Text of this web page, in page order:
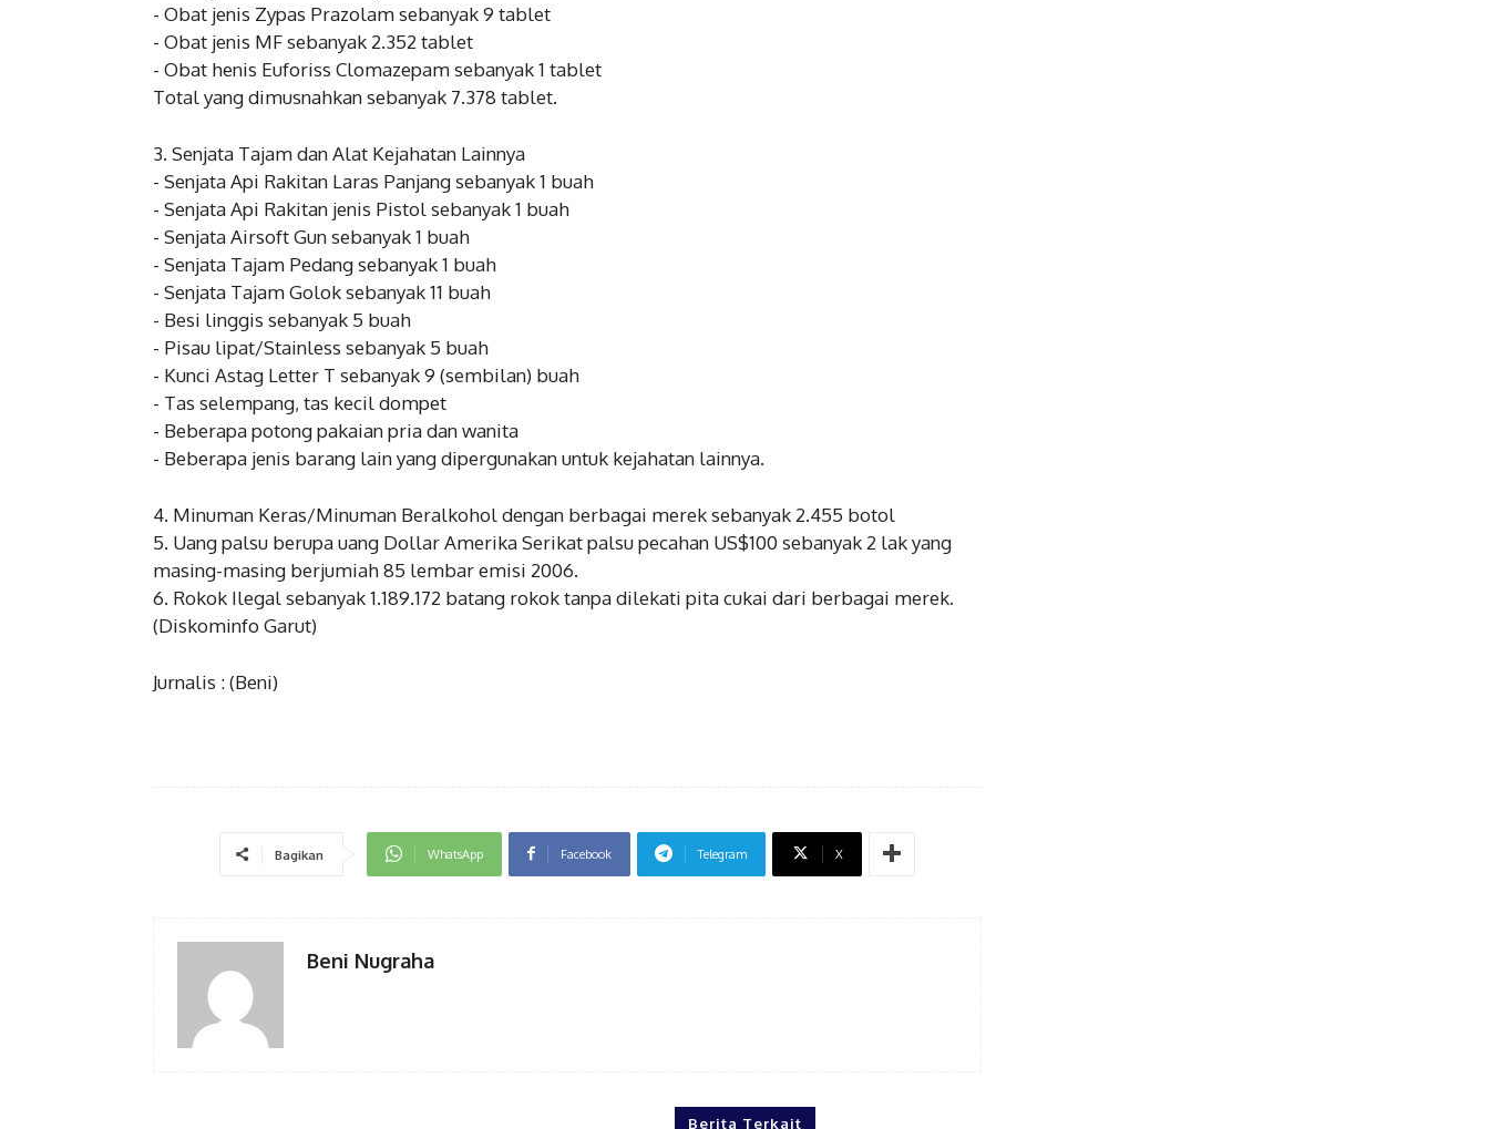
‎- Obat jenis Zypas Prazolam sebanyak 9 tablet
‎- Obat jenis MF sebanyak 2.352 tablet
‎- Obat henis Euforiss Clomazepam sebanyak 1 tablet
‎Total yang dimusnahkan sebanyak 7.378 tablet.
‎3. Senjata Tajam dan Alat Kejahatan Lainnya
‎- Senjata Api Rakitan Laras Panjang sebanyak 1 buah
‎- Senjata Api Rakitan jenis Pistol sebanyak 1 buah
‎- Senjata Airsoft Gun sebanyak 1 buah
‎- Senjata Tajam Pedang sebanyak 1 buah
‎- Senjata Tajam Golok sebanyak 11 buah
‎- Besi linggis sebanyak 5 buah
‎- Pisau lipat/Stainless sebanyak 5 buah
‎- Kunci Astag Letter T sebanyak 9 (sembilan) buah
‎- Tas selempang, tas kecil dompet
‎- Beberapa potong pakaian pria dan wanita
‎- Beberapa jenis barang lain yang dipergunakan untuk kejahatan lainnya.
‎4. Minuman Keras/Minuman Beralkohol dengan berbagai merek sebanyak 2.455 botol
‎5. Uang palsu berupa uang Dollar Amerika Serikat palsu pecahan US$100 sebanyak 2 lak yang
masing-masing berjumiah 85 lembar emisi 2006.
‎6. Rokok Ilegal sebanyak 1.189.172 batang rokok tanpa dilekati pita cukai dari berbagai merek.
(Diskominfo Garut)
Jurnalis : (Beni)
Bagikan WhatsApp Facebook Telegram X
Beni Nugraha
Berita Terkait